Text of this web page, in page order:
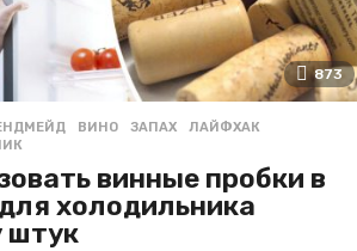
873
ВИНО ,ЗАПАХ ,ЛАЙФХАК
винные пробки в
холодильника
штук